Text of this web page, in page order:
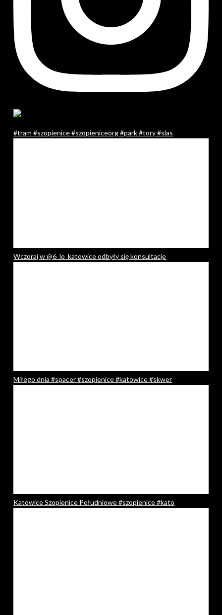
#tram #szopienice #szopieniceorg #park #tory #slas
Wczoraj w @6_lo_katowice odbyły się konsultacje
Miłego dnia #spacer #szopienice #katowice #skwer
Katowice Szopienice Południowe #szopienice #kato